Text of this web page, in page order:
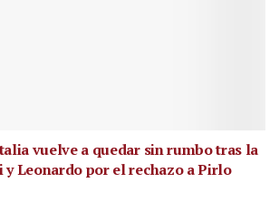
vuelve a quedar sin rumbo tras la
Leonardo por el rechazo a Pirlo